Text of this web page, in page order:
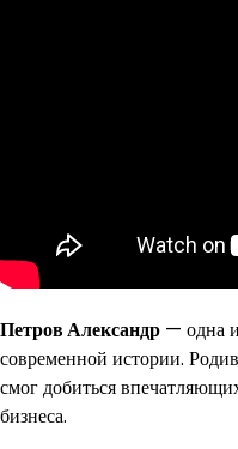
Петров Александр — одна
современной истории.
смог добиться
бизнеса.